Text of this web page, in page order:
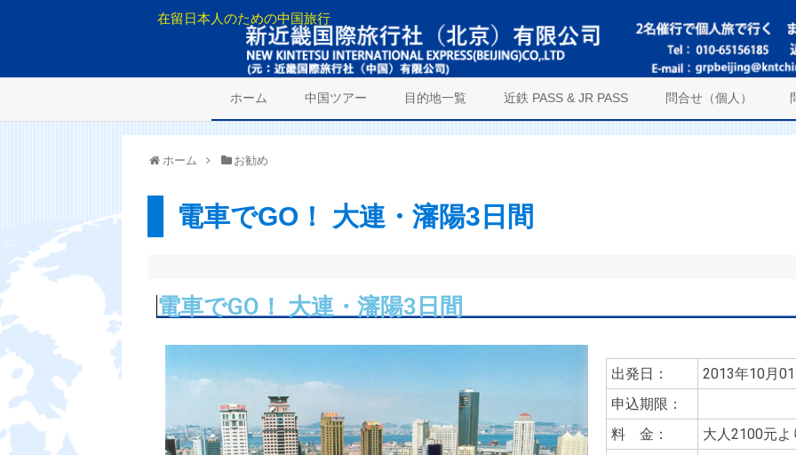
在留日本人のための中国旅行
ホーム 中国ツアー 目的地一覧 近鉄 PASS & JR PASS 問合せ（個人）
ホーム お勧め
電車でGO！ 大連・瀋陽3日間
電車でGO！ 大連・瀋陽3日間
出発日：
2013年10月
申込期限：
料 金：
大人2100元よ